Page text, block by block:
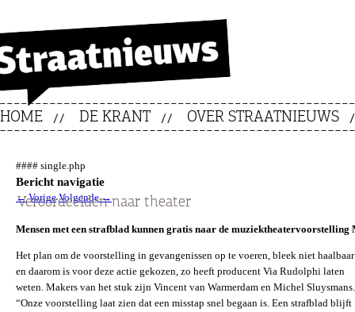
HOME DE KRANT OVER STRAATNIEUWS
#### single.php
Bericht navigatie
←Vorige Volgende→
Veroordeelden naar theater
Mensen met een strafblad kunnen gratis naar de
Het plan om de voorstelling in gevangenissen op te voeren, bleek niet haalbaar
en daarom is voor deze actie gekozen, zo heeft producent Via Rudolphi laten
weten. Makers van het stuk zijn Vincent van Warmerdam en Michel Sluysmans.
“Onze voorstelling laat zien dat een misstap snel begaan is. Een strafblad blijft